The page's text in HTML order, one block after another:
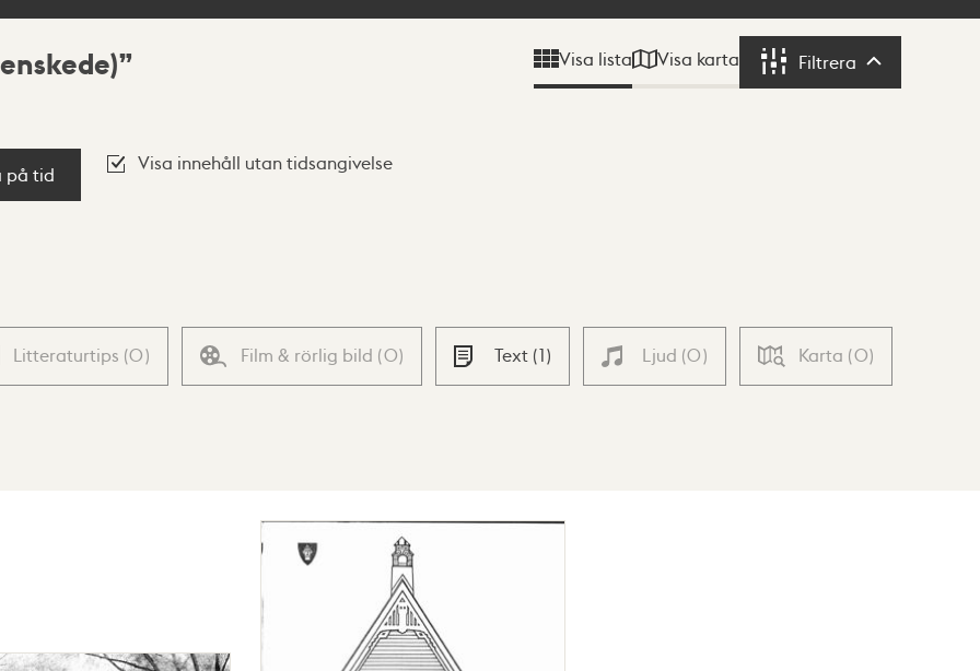
Visa lista Visa karta Filtrera Filtrera
på tid
Visa innehåll utan tidsangivelse
Litteraturtips (0) Film & rörlig bild (0) Text (1) Ljud (0) Karta (0)